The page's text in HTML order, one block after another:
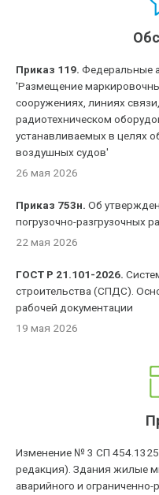
Приказ 119. Федеральные
'Размещение
сооружениях, линиях
радиотехническом
устанавливаемых в целях
воздушных судов'
26 мая 2026
Приказ 753н. Об
погрузочно-разгрузочных
22 мая 2026
ГОСТ Р 21.101-2026.
строительства (СПДС).
рабочей документации
19 мая 2026
Изменение № 3 СП
редакция). Здания жилые
аварийного и ограниченно-